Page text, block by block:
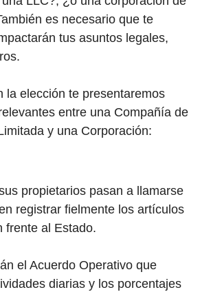
es necesario que te
tus asuntos legales,
la elección te presentaremos
entre una Compañía de
y una Corporación:
propietarios pasan a llamarse
registrar fielmente los artículos
frente al Estado.
el Acuerdo Operativo que
diarias y los porcentajes